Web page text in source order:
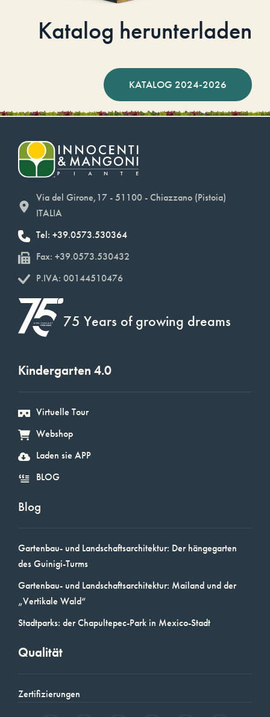
Katalog herunterladen
KATALOG 2024-2026
Via del Girone,17 - 51100 - Chiazzano (Pistoia)
ITALIA
Tel: +39.0573.530364
Fax: +39.0573.530432
P.IVA: 00144510476
75 Years of growing dreams
Kindergarten 4.0
Virtuelle Tour
Webshop
Laden sie APP
BLOG
Blog
Gartenbau- und Landschaftsarchitektur: Der hängegarten
des Guinigi-Turms
Gartenbau- und Landschaftsarchitektur: Mailand und der
„Vertikale Wald“
Stadtparks: der Chapultepec-Park in Mexico-Stadt
Qualität
Zertifizierungen